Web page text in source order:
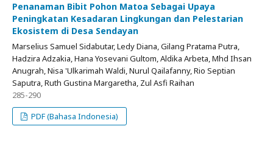
Penanaman Bibit Pohon Matoa Sebagai Upaya
Peningkatan Kesadaran Lingkungan dan Pelestarian
Ekosistem di Desa Sendayan
Marselius Samuel Sidabutar, Ledy Diana, Gilang Pratama Putra,
Hadzira Adzakia, Hana Yosevani Gultom, Aldika Arbeta, Mhd Ihsan
Anugrah, Nisa 'Ulkarimah Waldi, Nurul Qailafanny, Rio Septian
Saputra, Ruth Gustina Margaretha, Zul Asfi Raihan
285-290
PDF (Bahasa Indonesia)